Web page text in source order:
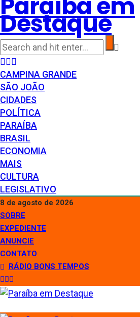
Destaque
CAMPINA GRANDE
SÃO JOÃO
CIDADES
POLÍTICA
PARAÍBA
BRASIL
ECONOMIA
MAIS
CULTURA
LEGISLATIVO
8 de agosto de 2026
SOBRE
EXPEDIENTE
ANUNCIE
CONTATO
RÁDIO BONS TEMPOS